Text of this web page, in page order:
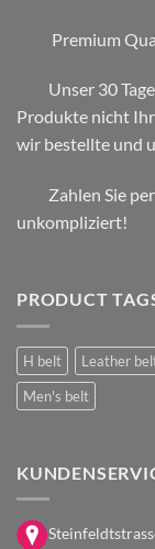
Premium
Unser 30
Produkte nicht
wir bestellte und
Zahlen Sie
unkompliziert!
PRODUCT
H belt Leather
Men's belt